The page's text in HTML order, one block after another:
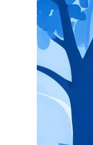
Ainda na
novo álbum,
título
Maraísa.
Como
Campo
Exposição e
Na sexta-
abrem às